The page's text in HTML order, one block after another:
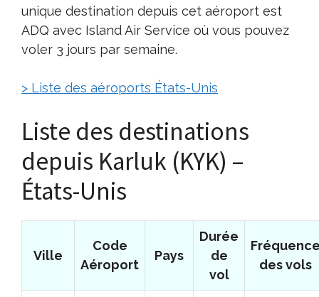
unique destination depuis cet aéroport est
ADQ avec Island Air Service où vous pouvez
voler 3 jours par semaine.
> Liste des aéroports États-Unis
Liste des destinations
depuis Karluk (KYK) –
États-Unis
Ville
Code
Aéroport
Pays
Durée
de
vol
des vols